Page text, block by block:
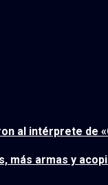
al intérprete de
más armas y